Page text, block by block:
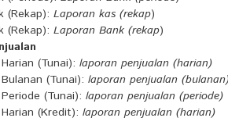
(Rekap): Laporan kas (rekap)
(Rekap): Laporan Bank (rekap)
(Tunai): laporan penjualan (harian)
(Tunai): laporan penjualan
(Tunai): laporan penjualan (periode)
(Kredit): laporan penjualan (harian)